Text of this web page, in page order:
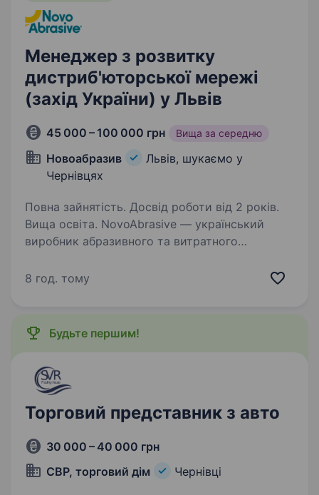
Менеджер з розвитку
дистриб'юторської мережі
(захід України) у Львів
45 000 – 100 000 грн Вища за середню
Новоабразив
Львів, шукаємо у
Чернівцях
Повна зайнятість. Досвід роботи від 2 років.
Вища освіта. NovoAbrasive — український
виробник абразивного та витратного
200+ дилерів і експортом у 35+ країн світу.
8 год. тому
Будьте першим!
Торговий представник з авто
30 000 – 40 000 грн
СВР, торговий дім
Чернівці